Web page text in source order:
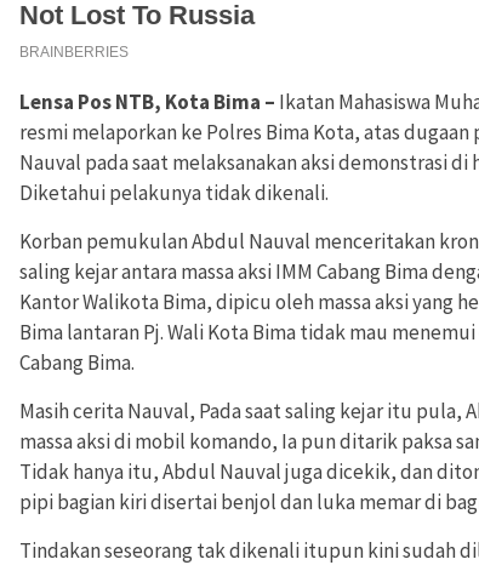
Lensa Pos NTB, Kota Bima – Ikatan Mahasiswa
resmi melaporkan ke Polres Bima Kota, atas
Nauval pada saat melaksanakan aksi demonstrasi di
Diketahui pelakunya tidak dikenali.
Korban pemukulan Abdul Nauval menceritakan
saling kejar antara massa aksi IMM Cabang Bima
Kantor Walikota Bima, dipicu oleh massa aksi yang
Bima lantaran Pj. Wali Kota Bima tidak mau
Cabang Bima.
Masih cerita Nauval, Pada saat saling kejar itu pula,
massa aksi di mobil komando, Ia pun ditarik paksa
Tidak hanya itu, Abdul Nauval juga dicekik, dan
pipi bagian kiri disertai benjol dan luka memar di
Tindakan seseorang tak dikenali itupun kini sudah